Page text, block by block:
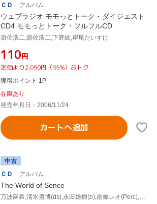
ＣＤ
アルバム
ウェブラジオ モモっとトーク・ダイジェスト
CD4 モモっとトーク・フルフルCD
遊佐浩二,遊佐浩二,下野紘,岸尾だいすけ
¥110円
定価より2,090円（95%）おトク
獲得ポイント 1P
在庫あり
発売年月日：2006/11/24
カートへ追加
中古
ＣＤ
アルバム
The World of Sence